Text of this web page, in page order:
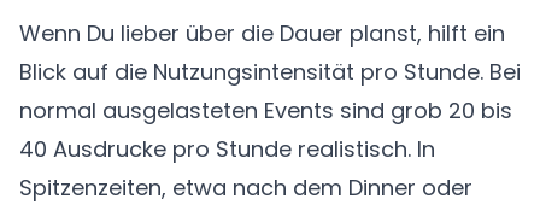
Wenn Du lieber über die Dauer planst, hilft ein
Blick auf die Nutzungsintensität pro Stunde. Bei
normal ausgelasteten Events sind grob 20 bis
40 Ausdrucke pro Stunde realistisch. In
Spitzenzeiten, etwa nach dem Dinner oder